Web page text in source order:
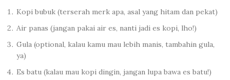
Kopi bubuk (terserah merk apa, asal yang hitam dan pekat)
Air panas (jangan pakai air es, nanti jadi es kopi, lho!)
Gula (optional, kalau kamu mau lebih manis, tambahin gula,
ya)
Es batu (kalau mau kopi dingin, jangan lupa bawa es batu!)